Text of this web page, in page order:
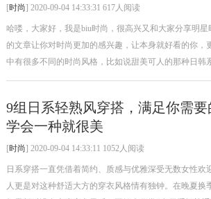
[时尚] 2020-09-04 14:33:31 617人阅读
哈喽，大家好，我是biu时尚，很高兴又和大家分享明
的文章让你对时尚更加的感兴趣，让本身就好看的你，
中有很多不同的时尚风格，比如说甜美可人的那种日韩
9组日系轻熟风穿搭，满足你需要
学会一种就很美
[时尚] 2020-09-04 14:33:11 1052人阅读
日系穿搭一直凭借着简约、质感与优雅深受无数女性欢
人更是对这种舒适大方的穿衣风格情有独钟。在晚夏换